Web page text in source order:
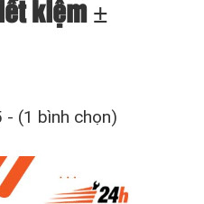
kiệm ±
- (1 bình chọn)